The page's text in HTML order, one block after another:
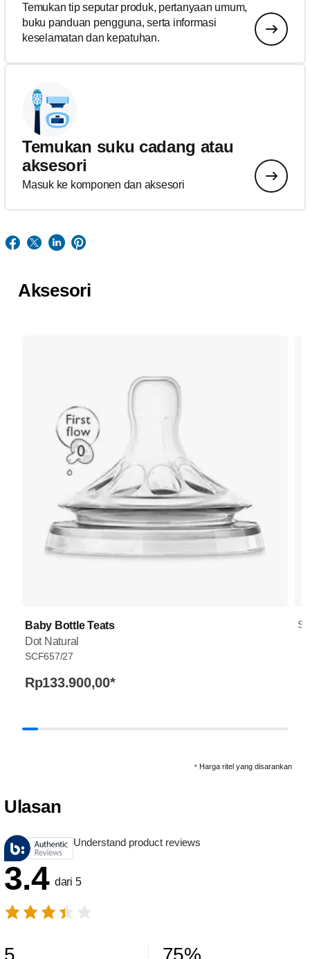
Temukan tip seputar produk, pertanyaan umum,
buku panduan pengguna, serta informasi
keselamatan dan kepatuhan.
Temukan suku cadang atau
aksesori
Masuk ke komponen dan aksesori
Aksesori
Baby Bottle Teats
Dot Natural
SCF657/27
Rp133.900,00*
* Harga ritel yang disarankan
Ulasan
Understand product reviews
3.4 dari 5
5 75%